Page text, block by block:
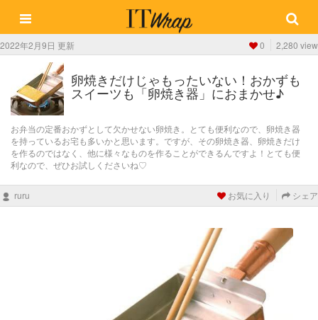
2022年2月9日 更新 0 2,280 view
卵焼きだけじゃもったいない！おかずも
スイーツも「卵焼き器」におまかせ♪
お弁当の定番おかずとして欠かせない卵焼き。とても便利なので、卵焼き器
を持っているお宅も多いかと思います。ですが、その卵焼き器、卵焼きだけ
を作るのではなく、他に様々なものを作ることができるんですよ！とても便
利なので、ぜひお試しくださいね♡
ruru お気に入り シェア